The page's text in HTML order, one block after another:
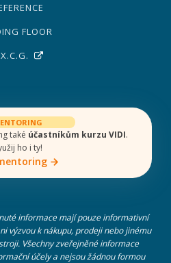
FLOOR
také účastníkům kurzu VIDI.
ho i ty!
informace mají pouze informativní
výzvou k nákupu, prodeji nebo jinému
Všechny zveřejněné informace
účely a nejsou žádnou formou